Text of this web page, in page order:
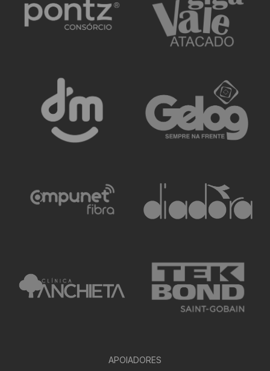
APOIADORES